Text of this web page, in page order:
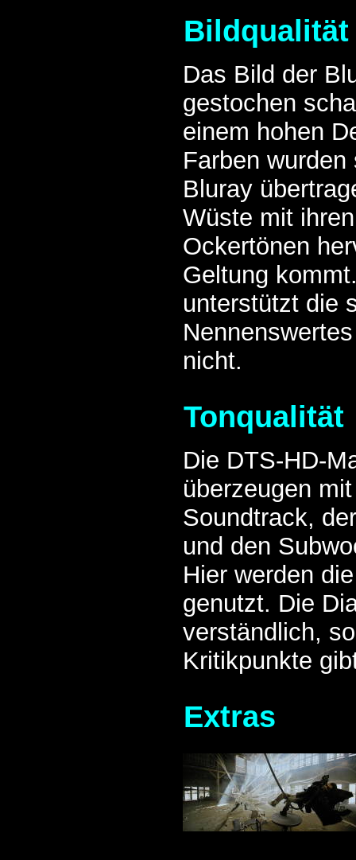
Bildqualität
Das Bild der
gestochen
einem hohen
Farben
Bluray
Wüste mit
Ockertönen
Geltung
unterstützt die
nicht.
Tonqualität
Die DTS-HD-
überzeugen
Soundtrack,
und den
Hier werden
genutzt. Die
verständlich,
Kritikpunkte
Extras